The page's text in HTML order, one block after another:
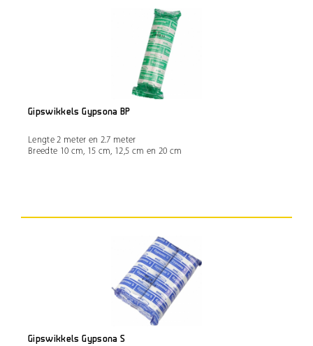
Gipswikkels Gypsona BP
Lengte 2 meter en 2.7 meter
Breedte 10 cm, 15 cm, 12,5 cm en 20 cm
Gipswikkels Gypsona S